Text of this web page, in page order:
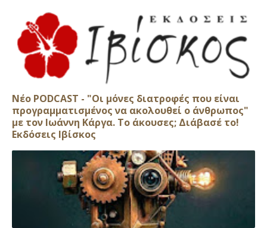
Νέο PODCAST - "Οι μόνες διατροφές που είναι
προγραμματισμένος να ακολουθεί ο άνθρωπος"
με τον Ιωάννη Κάργα. Το άκουσες; Διάβασέ το!
Εκδόσεις Ιβίσκος